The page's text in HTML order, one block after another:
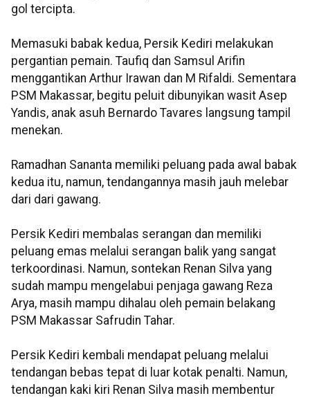
gol tercipta.
Memasuki babak kedua, Persik Kediri melakukan
pergantian pemain. Taufiq dan Samsul Arifin
menggantikan Arthur Irawan dan M Rifaldi. Sementara
PSM Makassar, begitu peluit dibunyikan wasit Asep
Yandis, anak asuh Bernardo Tavares langsung tampil
menekan.
Ramadhan Sananta memiliki peluang pada awal babak
kedua itu, namun, tendangannya masih jauh melebar
dari dari gawang.
Persik Kediri membalas serangan dan memiliki
peluang emas melalui serangan balik yang sangat
terkoordinasi. Namun, sontekan Renan Silva yang
sudah mampu mengelabui penjaga gawang Reza
Arya, masih mampu dihalau oleh pemain belakang
PSM Makassar Safrudin Tahar.
Persik Kediri kembali mendapat peluang melalui
tendangan bebas tepat di luar kotak penalti. Namun,
tendangan kaki kiri Renan Silva masih membentur